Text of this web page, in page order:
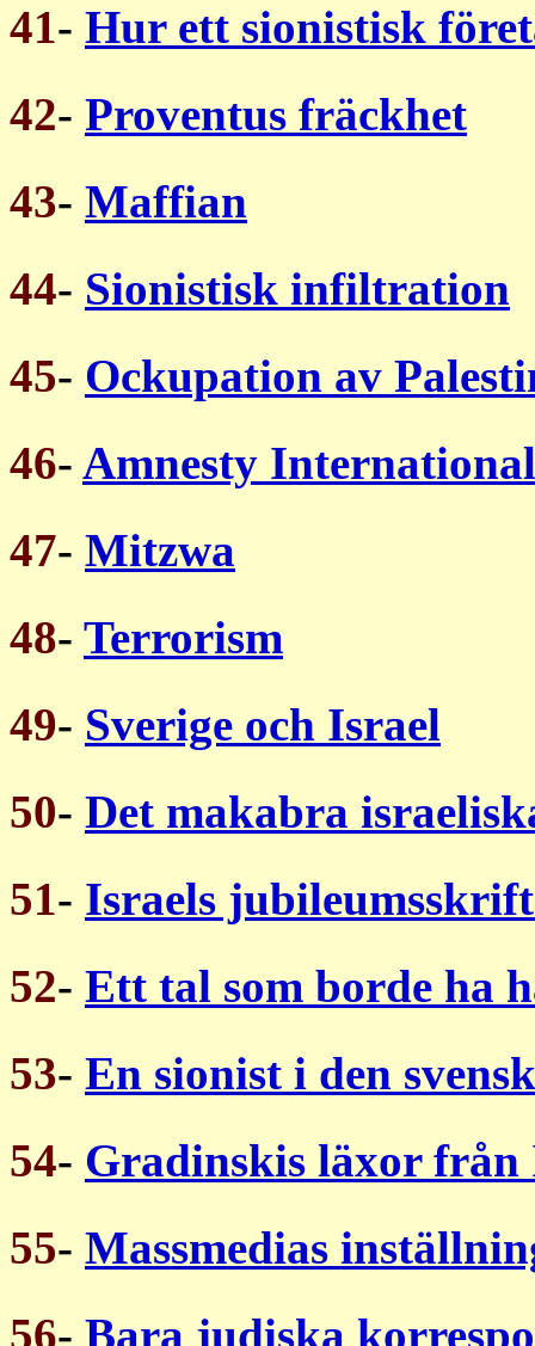
41- Hur ett sionistisk
42- Proventus fräckhet
43- Maffian
44- Sionistisk infiltration
45- Ockupation av
46- Amnesty International
47- Mitzwa
48- Terrorism
49- Sverige och Israel
50- Det makabra
51- Israels
52- Ett tal som borde ha
53- En sionist i den
54- Gradinskis läxor från
55- Massmedias
56- Bara judiska